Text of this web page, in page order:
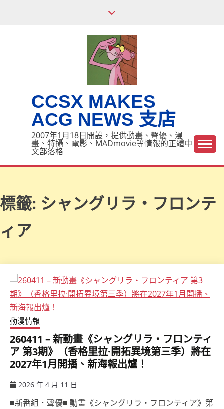
CCSX MAKES
ACG NEWS 支店
2007年1月18日開設，提供動畫、聲優、漫
畫、特攝、電影、MADmovie等情報的正體中
文部落格
標籤: シャングリラ・フロンテ
ィア
動漫情報
260411 – 新動畫《シャングリラ・フロンティ
ア 第3期》（香格里拉·開拓異境第三季）將在
2027年1月開播、新海報出爐！
2026 年 4 月 11 日
■新番組．聲優■ 動畫《シャングリラ・フロンティア》第